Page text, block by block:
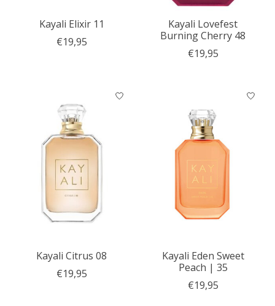
Kayali Elixir 11
€19,95
Kayali Lovefest
Burning Cherry 48
€19,95
Kayali Citrus 08
€19,95
Kayali Eden Sweet
Peach | 35
€19,95